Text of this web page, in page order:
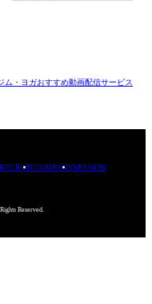
ム・ヨガおすすめ動画配信サービス
RECRUITCOMPANYMISSION
Reserved.